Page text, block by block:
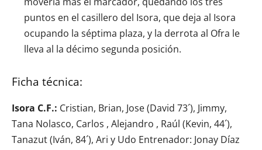
puntos en el casillero del Isora, que deja al Isora
ocupando la séptima plaza, y la derrota al Ofra le
lleva al la décimo segunda posición.
Ficha técnica:
Isora C.F.: Cristian, Brian, Jose (David 73´), Jimmy,
Tana Nolasco, Carlos , Alejandro , Raúl (Kevin, 44´),
Tanazut (Iván, 84´), Ari y Udo Entrenador: Jonay Díaz